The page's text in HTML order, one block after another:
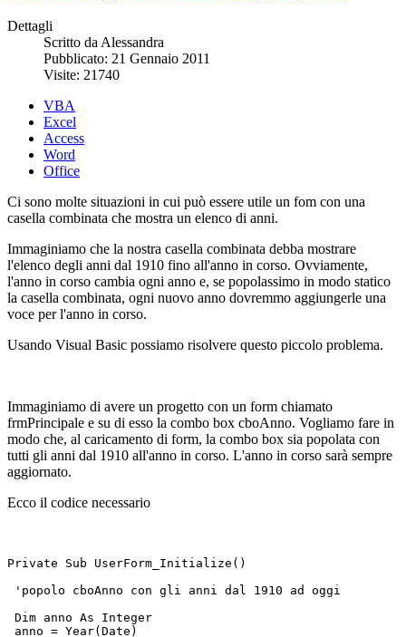
Dettagli
Scritto da Alessandra
Pubblicato: 21 Gennaio 2011
Visite: 21740
VBA
Excel
Access
Word
Office
Ci sono molte situazioni in cui può essere utile un fom con una
casella combinata che mostra un elenco di anni.
Immaginiamo che la nostra casella combinata debba mostrare
l'elenco degli anni dal 1910 fino all'anno in corso. Ovviamente,
l'anno in corso cambia ogni anno e, se popolassimo in modo statico
la casella combinata, ogni nuovo anno dovremmo aggiungerle una
voce per l'anno in corso.
Usando Visual Basic possiamo risolvere questo piccolo problema.
Immaginiamo di avere un progetto con un form chiamato
frmPrincipale e su di esso la combo box cboAnno. Vogliamo fare in
modo che, al caricamento di form, la combo box sia popolata con
tutti gli anni dal 1910 all'anno in corso. L'anno in corso sarà sempre
aggiornato.
Ecco il codice necessario
Private Sub UserForm_Initialize()
'popolo cboAnno con gli anni dal 1910 ad oggi
Dim anno As Integer
anno = Year(Date)